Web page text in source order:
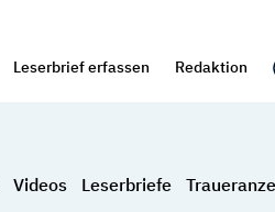
Leserbrief erfassen Redaktion
Videos Leserbriefe